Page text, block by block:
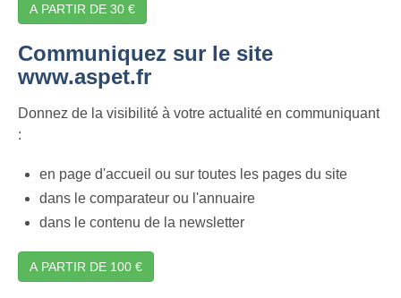
A PARTIR DE 30 €
Communiquez sur le site
www.aspet.fr
Donnez de la visibilité à votre actualité en communiquant
:
en page d'accueil ou sur toutes les pages du site
dans le comparateur ou l'annuaire
dans le contenu de la newsletter
A PARTIR DE 100 €